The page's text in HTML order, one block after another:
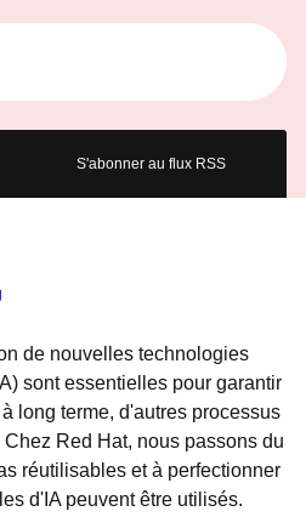
S'abonner au flux RSS
de nouvelles technologies
sont essentielles pour garantir
long terme, d'autres processus
Red Hat, nous passons du
réutilisables et à perfectionner
d'IA peuvent être utilisés.